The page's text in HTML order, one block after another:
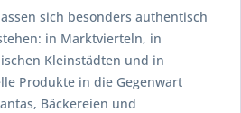
sich besonders authentisch
in Marktvierteln, in
Kleinstädten und in
Produkte in die Gegenwart
Bäckereien und